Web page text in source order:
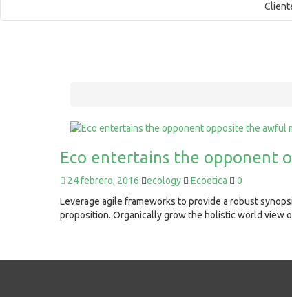
Eco entertains the opponent
24 febrero, 2016 ecology Ecoetica
0
Leverage agile frameworks to provide a robust
proposition. Organically grow the holistic world view